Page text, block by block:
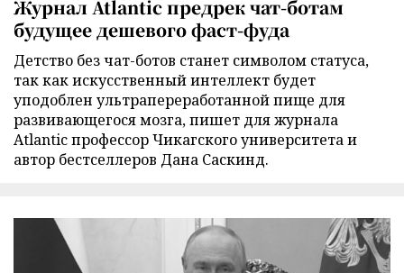
Журнал Atlantic предрек чат-ботам
будущее дешевого фаст-фуда
Детство без чат-ботов станет символом статуса,
так как искусственный интеллект будет
уподоблен ультрапереработанной пище для
развивающегося мозга, пишет для журнала
Atlantic профессор Чикагского университета и
автор бестселлеров Дана Саскинд.